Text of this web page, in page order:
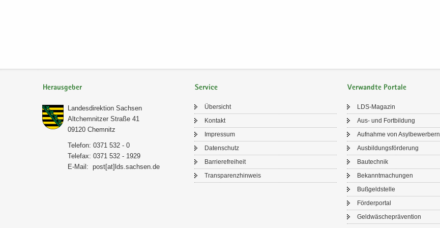
Herausgeber
Lan­des­di­rek­ti­on Sach­sen
Alt­chem­nit­zer Stra­ße 41
09120 Chem­nitz
Te­le­fon: 0371 532 - 0
Te­le­fax: 0371 532 - 1929
E-​Mail: post[at]lds.sach­sen.de
Service
Über­sicht
Kon­takt
Im­pres­sum
Da­ten­schutz
Bar­rie­re­frei­heit
Trans­pa­renz­hin­weis
Verwandte Portale
LDS-​Magazin
Aus- und Fort­bil­dung
Auf­nah­me von Asyl­be­wer­bern
Aus­bil­dungs­för­de­rung
Bau­tech­nik
Be­kannt­ma­chun­gen
Buß­geld­stel­le
För­der­por­tal
Geld­wä­sche­prä­ven­ti­on